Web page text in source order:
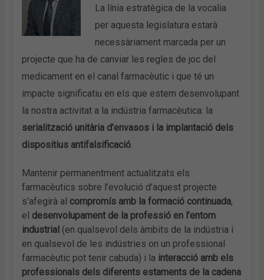
La línia estratègica de la vocalia
per aquesta legislatura estarà
necessàriament marcada per un
projecte que ha de canviar les regles de joc del
medicament en el canal farmacèutic i que té un
impacte significatiu en els que estem desenvolupant
la nostra activitat a la indústria farmacèutica: la
serialització unitària d’envasos i la implantació dels
dispositius antifalsificació.
Mantenir permanentment actualitzats els
farmacèutics sobre l’evolució d’aquest projecte
s’afegirà al compromís amb la formació continuada,
el desenvolupament de la professió en l’entorn
industrial (en qualsevol dels àmbits de la indústria i
en qualsevol de les indústries on un professional
farmacèutic pot tenir cabuda) i la interacció amb els
professionals dels diferents estaments de la cadena